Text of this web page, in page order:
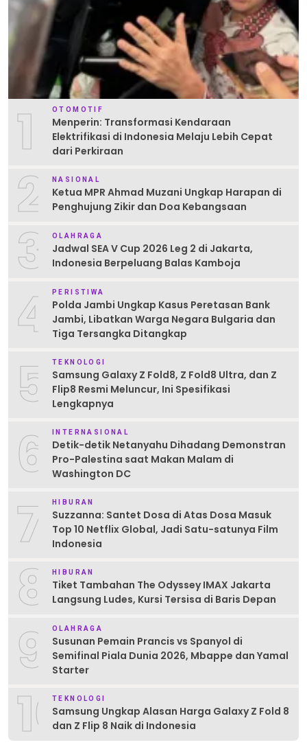
1 OTOMOTIF
Menperin: Transformasi Kendaraan
Elektrifikasi di Indonesia Melaju Lebih Cepat
dari Perkiraan
2 NASIONAL
Ketua MPR Ahmad Muzani Ungkap Harapan di
Penghujung Zikir dan Doa Kebangsaan
3 OLAHRAGA
Jadwal SEA V Cup 2026 Leg 2 di Jakarta,
Indonesia Berpeluang Balas Kamboja
4 PERISTIWA
Polda Jambi Ungkap Kasus Peretasan Bank
Jambi, Libatkan Warga Negara Bulgaria dan
Tiga Tersangka Ditangkap
5 TEKNOLOGI
Samsung Galaxy Z Fold8, Z Fold8 Ultra, dan Z
Flip8 Resmi Meluncur, Ini Spesifikasi
Lengkapnya
6 INTERNASIONAL
Detik-detik Netanyahu Dihadang Demonstran
Pro-Palestina saat Makan Malam di
Washington DC
7 HIBURAN
Suzzanna: Santet Dosa di Atas Dosa Masuk
Top 10 Netflix Global, Jadi Satu-satunya Film
Indonesia
8 HIBURAN
Tiket Tambahan The Odyssey IMAX Jakarta
Langsung Ludes, Kursi Tersisa di Baris Depan
9 OLAHRAGA
Susunan Pemain Prancis vs Spanyol di
Semifinal Piala Dunia 2026, Mbappe dan Yamal
Starter
10TEKNOLOGI
Samsung Ungkap Alasan Harga Galaxy Z Fold 8
dan Z Flip 8 Naik di Indonesia